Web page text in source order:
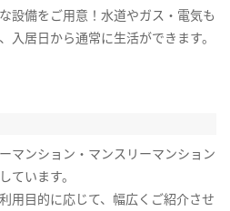
設備をご用意！水道やガス・電気も
入居日から通常に生活ができます。
マンション・マンスリーマンション
ています。
用目的に応じて、幅広くご紹介させ